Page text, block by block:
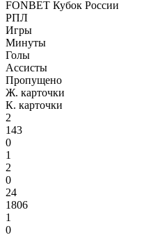
FONBET Кубок России
РПЛ
Игры
Минуты
Голы
Ассисты
Пропущено
Ж. карточки
К. карточки
2
143
0
1
2
0
24
1806
1
0